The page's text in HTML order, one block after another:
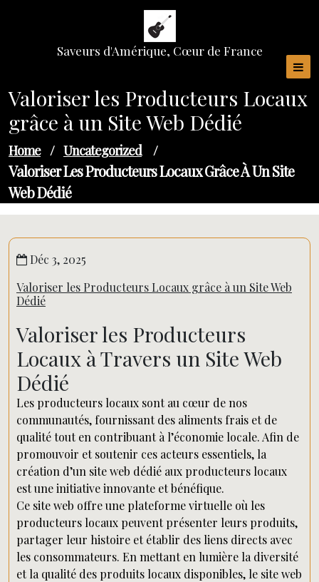
Saveurs d'Amérique, Cœur de France
Valoriser les Producteurs Locaux
grâce à un Site Web Dédié
Home / Uncategorized /
Valoriser Les Producteurs Locaux Grâce À Un Site
Web Dédié
Déc 3, 2025
Valoriser les Producteurs Locaux grâce à un Site Web
Dédié
Valoriser les Producteurs
Locaux à Travers un Site Web
Dédié
Les producteurs locaux sont au cœur de nos
communautés, fournissant des aliments frais et de
qualité tout en contribuant à l’économie locale. Afin de
promouvoir et soutenir ces acteurs essentiels, la
création d’un site web dédié aux producteurs locaux
est une initiative innovante et bénéfique.
Ce site web offre une plateforme virtuelle où les
producteurs locaux peuvent présenter leurs produits,
partager leur histoire et établir des liens directs avec
les consommateurs. En mettant en lumière la diversité
et la qualité des produits locaux disponibles, le site web